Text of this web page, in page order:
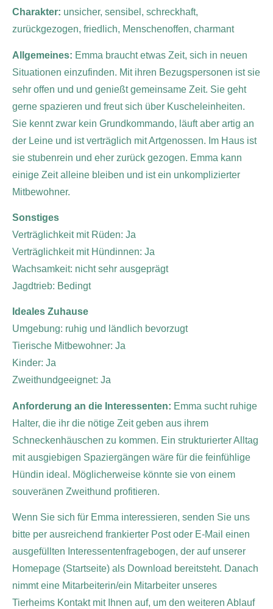
Charakter: unsicher, sensibel, schreckhaft,
zurückgezogen, friedlich, Menschenoffen, charmant
Allgemeines: Emma braucht etwas Zeit, sich in neuen
Situationen einzufinden. Mit ihren Bezugspersonen ist sie
sehr offen und und genießt gemeinsame Zeit. Sie geht
gerne spazieren und freut sich über Kuscheleinheiten.
Sie kennt zwar kein Grundkommando, läuft aber artig an
der Leine und ist verträglich mit Artgenossen. Im Haus ist
sie stubenrein und eher zurück gezogen. Emma kann
einige Zeit alleine bleiben und ist ein unkomplizierter
Mitbewohner.
Sonstiges
Verträglichkeit mit Rüden: Ja
Verträglichkeit mit Hündinnen: Ja
Wachsamkeit: nicht sehr ausgeprägt
Jagdtrieb: Bedingt
Ideales Zuhause
Umgebung: ruhig und ländlich bevorzugt
Tierische Mitbewohner: Ja
Kinder: Ja
Zweithundgeeignet: Ja
Anforderung an die Interessenten: Emma sucht ruhige
Halter, die ihr die nötige Zeit geben aus ihrem
Schneckenhäuschen zu kommen. Ein strukturierter Alltag
mit ausgiebigen Spaziergängen wäre für die feinfühlige
Hündin ideal. Möglicherweise könnte sie von einem
souveränen Zweithund profitieren.
Wenn Sie sich für Emma interessieren, senden Sie uns
bitte per ausreichend frankierter Post oder E-Mail einen
ausgefüllten Interessentenfragebogen, der auf unserer
Homepage (Startseite) als Download bereitsteht. Danach
nimmt eine Mitarbeiterin/ein Mitarbeiter unseres
Tierheims Kontakt mit Ihnen auf, um den weiteren Ablauf